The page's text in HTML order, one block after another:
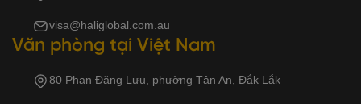
visa@haliglobal.com.au
Văn phòng tại Việt Nam
80 Phan Đăng Lưu, phường Tân An, Đắk Lắk